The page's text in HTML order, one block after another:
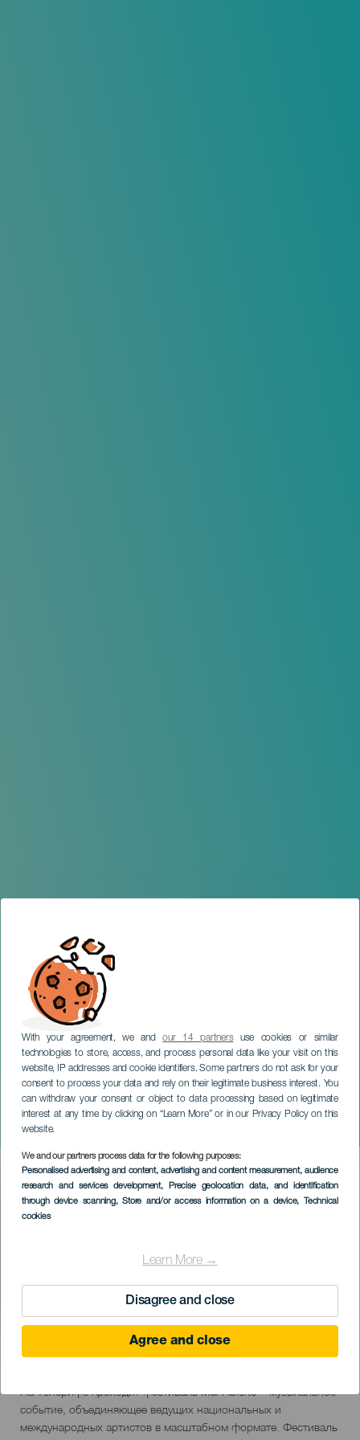
With your agreement, we andour 14 partnersuse cookies or similar
technologies to store, access, and process personal data like your visit on this
website, IP addresses and cookie identifiers. Some partners do not ask for your
consent to process your data and rely on their legitimate business interest. You
can withdraw your consent or object to data processing based on legitimate
interest at any time by clicking on “Learn More” or in our Privacy Policy on this
website.
We and our partners process data for the following purposes:
Personalised advertising and content, advertising and content measurement, audience
research and services development, Precise geolocation data, and identification
through device scanning, Store and/or access information on a device, Technical
cookies
Learn More →
Disagree and close
Agree and close
Mar Abierto Festival
ТЕНЕРИФЕ
Imagen
Listado
2 Май to 22 November
del
evento
На Тенерифе проходит фестиваль Mar Abierto – музыкальное
событие, объединяющее ведущих национальных и
международных артистов в масштабном формате. Фестиваль